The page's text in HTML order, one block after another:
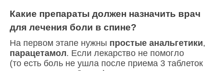
Какие препараты должен назначить врач
для лечения боли в спине?
На первом этапе нужны простые анальгетики,
парацетамол. Если лекарство не помогло
(то есть боль не ушла после приема 3 таблеток